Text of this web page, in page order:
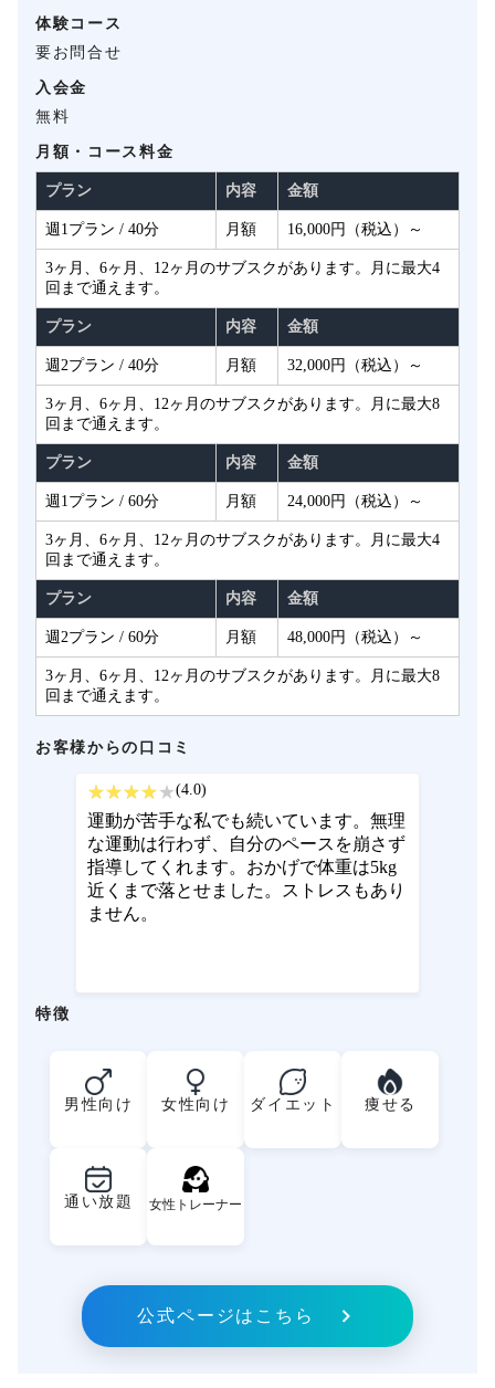
体験コース
要お問合せ
入会金
無料
月額・コース料金
プラン 内容 金額
週1プラン / 40分 月額 16,000円（税込）～
3ヶ月、6ヶ月、12ヶ月のサブスクがあります。月に最大4
回まで通えます。
プラン 内容 金額
週2プラン / 40分 月額 32,000円（税込）～
3ヶ月、6ヶ月、12ヶ月のサブスクがあります。月に最大8
回まで通えます。
プラン 内容 金額
週1プラン / 60分 月額 24,000円（税込）～
3ヶ月、6ヶ月、12ヶ月のサブスクがあります。月に最大4
回まで通えます。
プラン 内容 金額
週2プラン / 60分 月額 48,000円（税込）～
3ヶ月、6ヶ月、12ヶ月のサブスクがあります。月に最大8
回まで通えます。
お客様からの口コミ
(4.0)
運動が苦手な私でも続いています。無理
な運動は行わず、自分のペースを崩さず
指導してくれます。おかげで体重は5kg
近くまで落とせました。ストレスもあり
ません。
特徴
男性向け 女性向け ダイエット 痩せる
通い放題 女性トレーナー
公式ページはこちら